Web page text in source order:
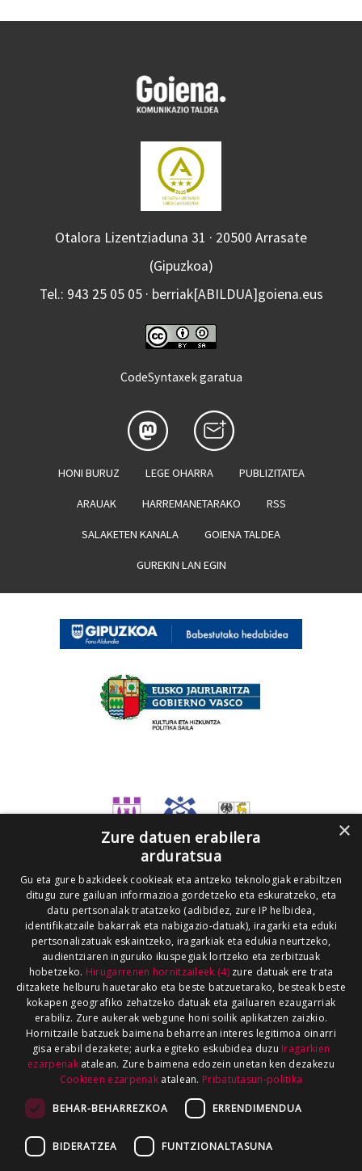
Otalora Lizentziaduna 31 · 20500 Arrasate
(Gipuzkoa)
Tel.: 943 25 05 05 · berriak[ABILDUA]goiena.eus
CodeSyntaxek garatua
HONI BURUZ LEGE OHARRA PUBLIZITATEA
ARAUAK HARREMANETARAKO RSS
SALAKETEN KANALA GOIENA TALDEA
GUREKIN LAN EGIN
×
Zure datuen erabilera
arduratsua
Gu eta gure bazkideek cookieak eta antzeko teknologiak erabiltzen
ditugu zure gailuan informazioa gordetzeko eta eskuratzeko, eta
datu pertsonalak tratatzeko (adibidez, zure IP helbidea,
identifikatzaile bakarrak eta nabigazio-datuak), iragarki eta eduki
pertsonalizatuak eskaintzeko, iragarkiak eta edukia neurtzeko,
audientziaren inguruko ikuspegiak lortzeko eta zerbitzuak
hobetzeko. Hirugarrenen hornitzaileek (4)zure datuak ere trata
ditzakete helburu hauetarako eta beste batzuetarako, besteak beste
kokapen geografiko zehatzeko datuak eta gailuaren ezaugarriak
erabiliz. Zure aukerak webgune honi soilik aplikatzen zaizkio.
Hornitzaile batzuek baimena beharrean interes legitimoa oinarri
gisa erabil dezakete; aurka egiteko eskubidea duzu Iragarkien
ezarpenakatalean. Zure baimena edozein unetan ken dezakezu
Cookieen ezarpenak atalean. Pribatutasun-politika
BEHAR-BEHARREZKOA ERRENDIMENDUA
BIDERATZEA FUNTZIONALTASUNA